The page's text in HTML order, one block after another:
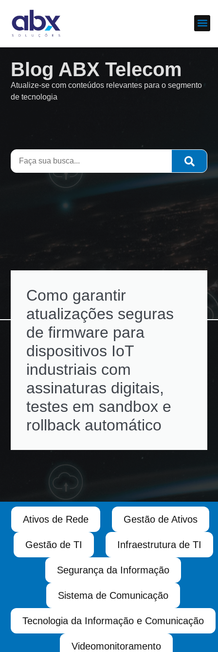
Blog ABX Telecom
Atualize-se com conteúdos relevantes para o segmento
de tecnologia
Como garantir
atualizações seguras
de firmware para
dispositivos IoT
industriais com
assinaturas digitais,
testes em sandbox e
rollback automático
Ativos de Rede Gestão de Ativos
Gestão de TI Infraestrutura de TI
Segurança da Informação
Sistema de Comunicação
Tecnologia da Informação e Comunicação
Videomonitoramento